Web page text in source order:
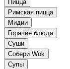
Пицца
Римская пицца
Мидии
Горячие блюда
Суши
Собери Wok
Супы